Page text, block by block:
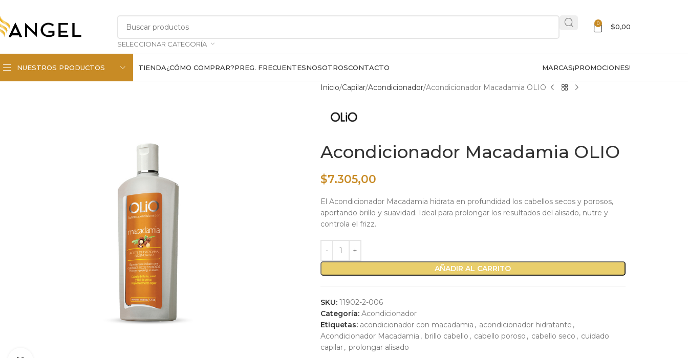
SELECCIONAR CATEGORÍA
0 $0,00
NUESTROS PRODUCTOS TIENDA¿CÓMO COMPRAR?PREG. FRECUENTESNOSOTROSCONTACTO MARCAS¡PROMOCIONES!
Inicio Capilar Acondicionador Acondicionador Macadamia OLIO
Acondicionador Macadamia OLIO
$7.305,00
El Acondicionador Macadamia hidrata en profundidad los cabellos secos y porosos,
aportando brillo y suavidad. Ideal para prolongar los resultados del alisado, nutre y
controla el frizz.
AÑADIR AL CARRITO
SKU: 11902-2-006
Categoría: Acondicionador
Etiquetas: acondicionador con macadamia , acondicionador hidratante ,
Acondicionador Macadamia , brillo cabello , cabello poroso , cabello seco , cuidado
capilar, prolongar alisado